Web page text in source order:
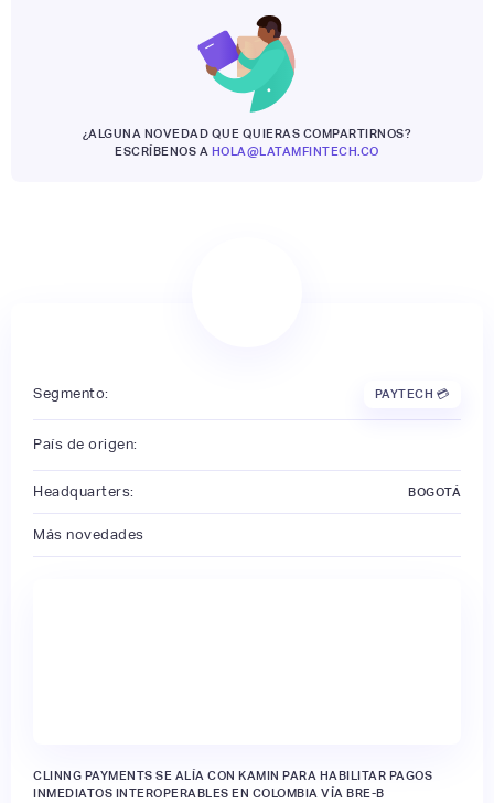
¿ALGUNA NOVEDAD QUE QUIERAS COMPARTIRNOS?
ESCRÍBENOS A HOLA@LATAMFINTECH.CO
Segmento: PAYTECH 💳
País de origen:
Headquarters: BOGOTÁ
Más novedades
CLINNG PAYMENTS SE ALÍA CON KAMIN PARA HABILITAR PAGOS
INMEDIATOS INTEROPERABLES EN COLOMBIA VÍA BRE-B